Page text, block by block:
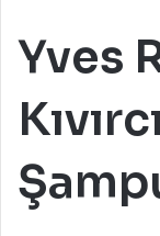
Yves